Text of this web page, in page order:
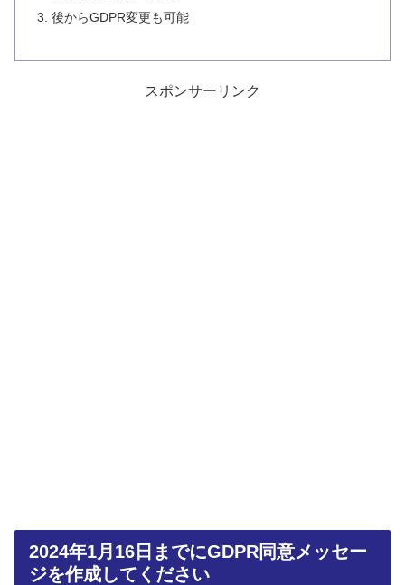
後からGDPR変更も可能
スポンサーリンク
2024年1月16日までにGDPR同意メッセー
ジを作成してください